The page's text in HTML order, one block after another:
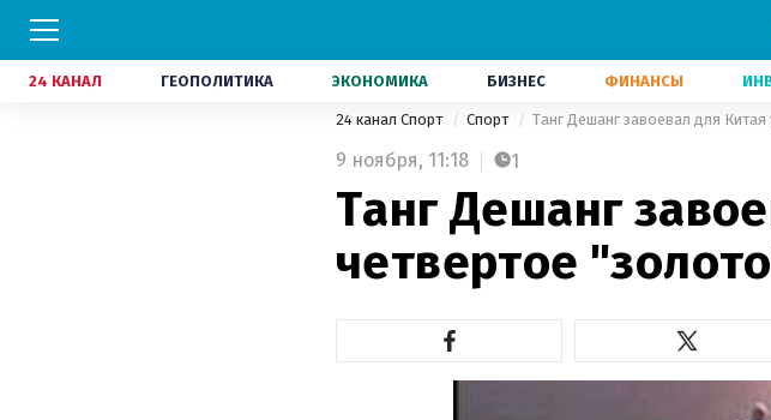
24 КАНАЛ ГЕОПОЛИТИКА ЭКОНОМИКА БИЗНЕС ФИНАНСЫ
24 канал Спорт Спорт Танг Дешанг завоевал для
9 ноября, 11:18 1
Танг Дешанг
четвертое